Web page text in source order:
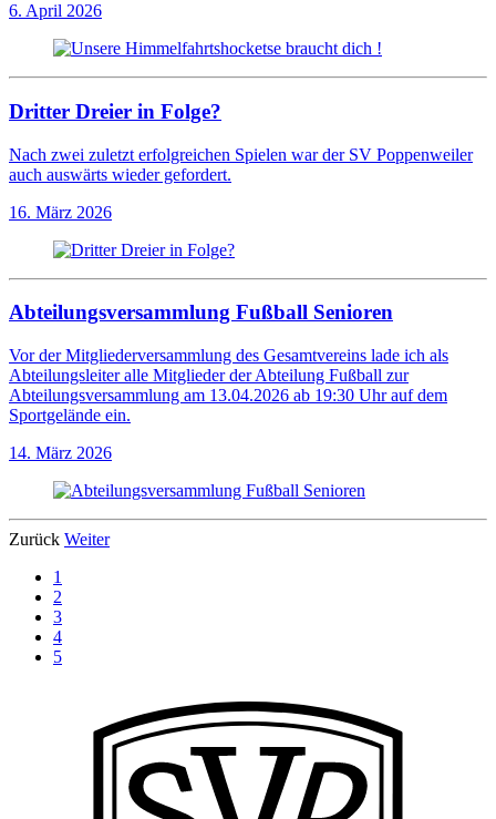
6. April 2026
Dritter Dreier in Folge?
Nach zwei zuletzt erfolgreichen Spielen war der SV Poppenweiler
auch auswärts wieder gefordert.
16. März 2026
Abteilungsversammlung Fußball Senioren
Vor der Mitgliederversammlung des Gesamtvereins lade ich als
Abteilungsleiter alle Mitglieder der Abteilung Fußball zur
Abteilungsversammlung am 13.04.2026 ab 19:30 Uhr auf dem
Sportgelände ein.
14. März 2026
Zurück Weiter
1
2
3
4
5